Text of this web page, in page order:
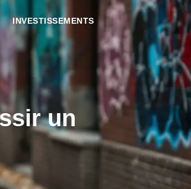
INVESTISSEMENTS
un